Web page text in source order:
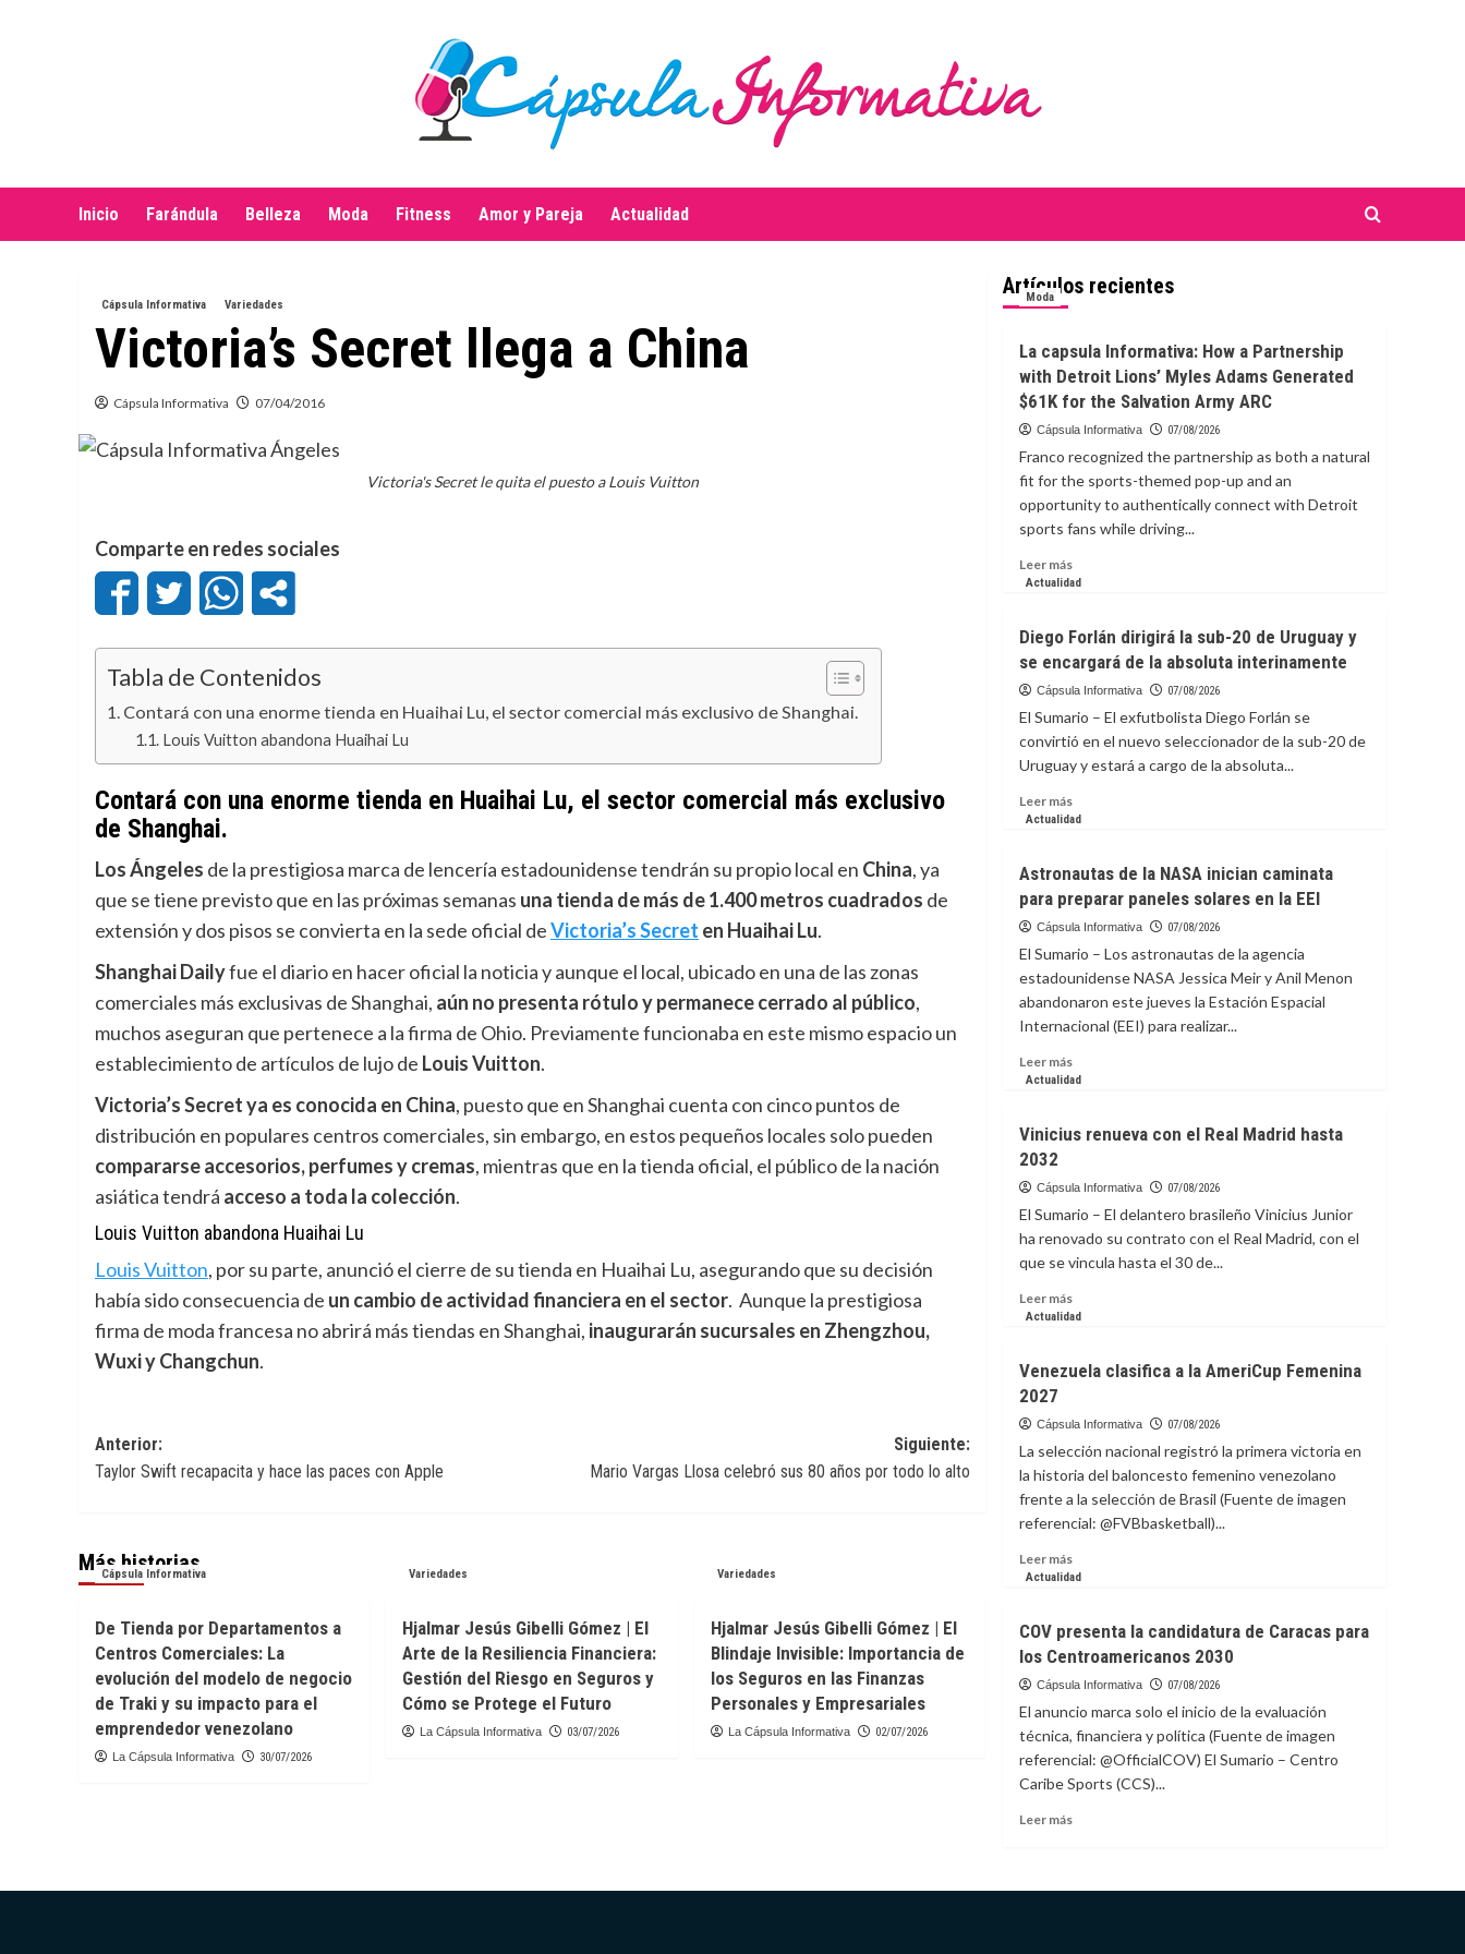
Inicio Farándula Belleza Moda Fitness Amor y Pareja Actualidad
Cápsula Informativa Variedades
Victoria’s Secret llega a China
Cápsula Informativa 07/04/2016
Victoria's Secret le quita el puesto a Louis Vuitton
Comparte en redes sociales
Tabla de Contenidos
Contará con una enorme tienda en Huaihai Lu, el sector comercial más exclusivo de Shanghai.
Louis Vuitton abandona Huaihai Lu
Contará con una enorme tienda en Huaihai Lu, el sector comercial más exclusivo
de Shanghai.
Los Ángeles de la prestigiosa marca de lencería estadounidense tendrán su propio local en China, ya
que se tiene previsto que en las próximas semanas una tienda de más de 1.400 metros cuadrados de
extensión y dos pisos se convierta en la sede oficial deVictoria’s Secret en Huaihai Lu.
Shanghai Dailyfue el diario en hacer oficial la noticia y aunque el local, ubicado en una de las zonas
comerciales más exclusivas de Shanghai, aún no presenta rótulo y permanece cerrado al público,
muchos aseguran que pertenece a la firma de Ohio. Previamente funcionaba en este mismo espacio un
establecimiento de artículos de lujo de Louis Vuitton.
Victoria’s Secret ya es conocida en China, puesto que en Shanghai cuenta con cinco puntos de
distribución en populares centros comerciales, sin embargo, en estos pequeños locales solo pueden
compararse accesorios, perfumes y cremas, mientras que en la tienda oficial, el público de la nación
asiática tendrá acceso a toda la colección.
Louis Vuitton abandona Huaihai Lu
Louis Vuitton, por su parte, anunció el cierre de su tienda en Huaihai Lu, asegurando que su decisión
había sido consecuencia de un cambio de actividad financiera en el sector. Aunque la prestigiosa
firma de moda francesa no abrirá más tiendas en Shanghai, inaugurarán sucursales en Zhengzhou,
Wuxi y Changchun.
Navegación
de
Anterior:
Taylor Swift recapacita y hace las paces con Apple
Siguiente:
Mario Vargas Llosa celebró sus 80 años por todo lo alto
Más historias
Cápsula Informativa
De Tienda por Departamentos a
Centros Comerciales: La
evolución del modelo de negocio
de Traki y su impacto para el
emprendedor venezolano
La Cápsula Informativa 30/07/2026
Variedades
Hjalmar Jesús Gibelli Gómez | El
Arte de la Resiliencia Financiera:
Gestión del Riesgo en Seguros y
Cómo se Protege el Futuro
La Cápsula Informativa 03/07/2026
Variedades
Hjalmar Jesús Gibelli Gómez | El
Blindaje Invisible: Importancia de
los Seguros en las Finanzas
Personales y Empresariales
La Cápsula Informativa 02/07/2026
Artículos recientes
Moda
La capsula Informativa: How a Partnership
with Detroit Lions’ Myles Adams Generated
$61K for the Salvation Army ARC
Cápsula Informativa 07/08/2026
Franco recognized the partnership as both a natural
fit for the sports-themed pop-up and an
opportunity to authentically connect with Detroit
sports fans while driving...
Leer másLeer
más
capsula
Informativa:
How
Partnership
with
Detroit
Myles
$61K
for
the
Salvation
Army
ARC
Actualidad
Diego Forlán dirigirá la sub-20 de Uruguay y
se encargará de la absoluta interinamente
Cápsula Informativa 07/08/2026
El Sumario – El exfutbolista Diego Forlán se
convirtió en el nuevo seleccionador de la sub-20 de
Uruguay y estará a cargo de la absoluta...
Leer másLeer
más
Forlán
dirigirá
la
20
de
Uruguay
y
encargará
de
absoluta
Actualidad
Astronautas de la NASA inician caminata
para preparar paneles solares en la EEI
Cápsula Informativa 07/08/2026
El Sumario – Los astronautas de la agencia
estadounidense NASA Jessica Meir y Anil Menon
abandonaron este jueves la Estación Espacial
Internacional (EEI) para realizar...
Leer másLeer
más
de
NASA
caminata
para
preparar
solares
EEI
Actualidad
Vinicius renueva con el Real Madrid hasta
2032
Cápsula Informativa 07/08/2026
El Sumario – El delantero brasileño Vinicius Junior
ha renovado su contrato con el Real Madrid, con el
que se vincula hasta el 30 de...
Leer másLeer
más
renueva
el
Madrid
hasta
2032
Actualidad
Venezuela clasifica a la AmeriCup Femenina
2027
Cápsula Informativa 07/08/2026
La selección nacional registró la primera victoria en
la historia del baloncesto femenino venezolano
frente a la selección de Brasil (Fuente de imagen
referencial: @FVBbasketball)...
Leer másLeer
más
clasifica
a
la
Femenina
2027
Actualidad
COV presenta la candidatura de Caracas para
los Centroamericanos 2030
Cápsula Informativa 07/08/2026
El anuncio marca solo el inicio de la evaluación
técnica, financiera y política (Fuente de imagen
referencial: @OfficialCOV) El Sumario – Centro
Caribe Sports (CCS)...
Leer másLeer